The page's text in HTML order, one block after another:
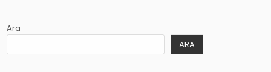
Ara
ARA